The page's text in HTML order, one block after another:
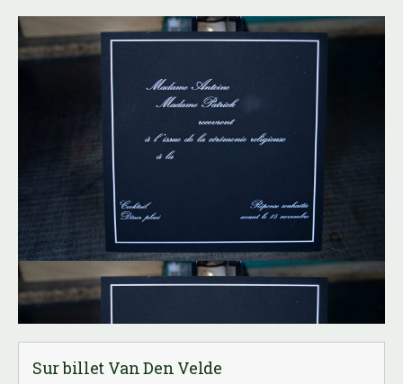
Le faire part de mariage
Sur billet Van Den Velde
impression recto/verso feuillet
typo fondeur